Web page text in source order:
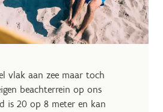
vlak aan zee maar toch
beachterrein op ons
is 20 op 8 meter en kan